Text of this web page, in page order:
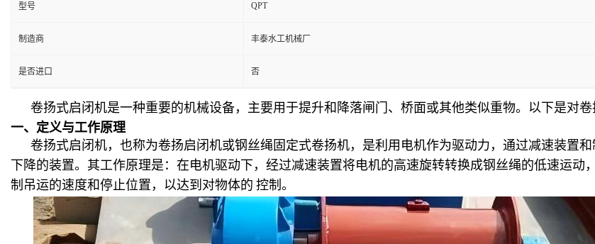
型号 QPT
制造商 丰泰水工机械厂
是否进口 否
卷扬式启闭机是一种重要的机械设备，主要用于提升和降落闸门、桥面或其他类似重物。以下是对卷
一、定义与工作原理
卷扬式启闭机，也称为卷扬启闭机或钢丝绳固定式卷扬机，是利用电机作为驱动力，通过减速装置
下降的装置。其工作原理是：在电机驱动下，经过减速装置将电机的高速旋转转换成钢丝绳的低速运
制吊运的速度和停止位置，以达到对物体的 控制。